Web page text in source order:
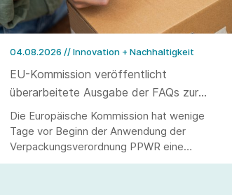
04.08.2026 // Innovation + Nachhaltigkeit
EU-Kommission veröffentlicht
überarbeitete Ausgabe der FAQs zur
Verpackungsverordnung PPWR
Die Europäische Kommission hat wenige
Tage vor Beginn der Anwendung der
Verpackungsverordnung PPWR eine
überarbeitete Ausgabe ihrer FAQs